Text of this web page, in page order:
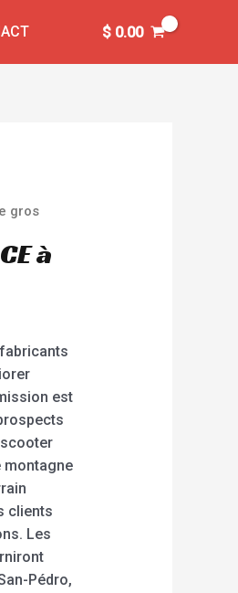
$0.00
gros
à
est
montagne
clients
Les
Pédro,